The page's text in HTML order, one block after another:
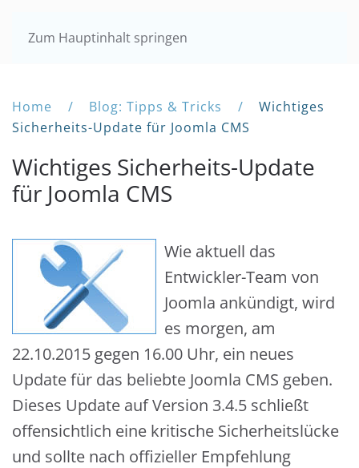
Zum Hauptinhalt springen
Home Blog: Tipps & Tricks
Wichtiges
Sicherheits-Update für Joomla CMS
Wichtiges Sicherheits-Update
für Joomla CMS
Wie aktuell das
Entwickler-Team von
Joomla ankündigt, wird
es morgen, am
22.10.2015 gegen 16.00 Uhr, ein neues
Update für das beliebte Joomla CMS geben.
Dieses Update auf Version 3.4.5 schließt
offensichtlich eine kritische Sicherheitslücke
und sollte nach offizieller Empfehlung